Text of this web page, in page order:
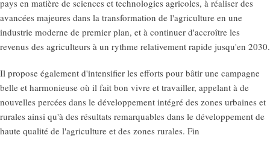
pays en matière de sciences et technologies agricoles, à réaliser des
avancées majeures dans la transformation de l'agriculture en une
industrie moderne de premier plan, et à continuer d'accroître les
revenus des agriculteurs à un rythme relativement rapide jusqu'en 2030.
Il propose également d'intensifier les efforts pour bâtir une campagne
belle et harmonieuse où il fait bon vivre et travailler, appelant à de
nouvelles percées dans le développement intégré des zones urbaines et
rurales ainsi qu'à des résultats remarquables dans le développement de
haute qualité de l'agriculture et des zones rurales. Fin